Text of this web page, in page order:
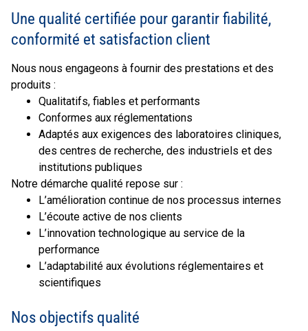
Une qualité certifiée pour garantir fiabilité,
conformité et satisfaction client
Nous nous engageons à fournir des prestations et des
produits :
Qualitatifs, fiables et performants
Conformes aux réglementations
Adaptés aux exigences des laboratoires cliniques,
des centres de recherche, des industriels et des
institutions publiques
Notre démarche qualité repose sur :
L’amélioration continue de nos processus internes
L’écoute active de nos clients
L’innovation technologique au service de la
performance
L’adaptabilité aux évolutions réglementaires et
scientifiques
Nos objectifs qualité